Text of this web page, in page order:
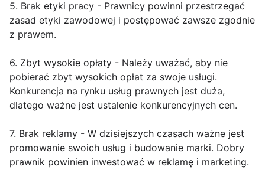
5. Brak etyki pracy - Prawnicy powinni przestrzegać
zasad etyki zawodowej i postępować zawsze zgodnie
z prawem.
6. Zbyt wysokie opłaty - Należy uważać, aby nie
pobierać zbyt wysokich opłat za swoje usługi.
Konkurencja na rynku usług prawnych jest duża,
dlatego ważne jest ustalenie konkurencyjnych cen.
7. Brak reklamy - W dzisiejszych czasach ważne jest
promowanie swoich usług i budowanie marki. Dobry
prawnik powinien inwestować w reklamę i marketing.